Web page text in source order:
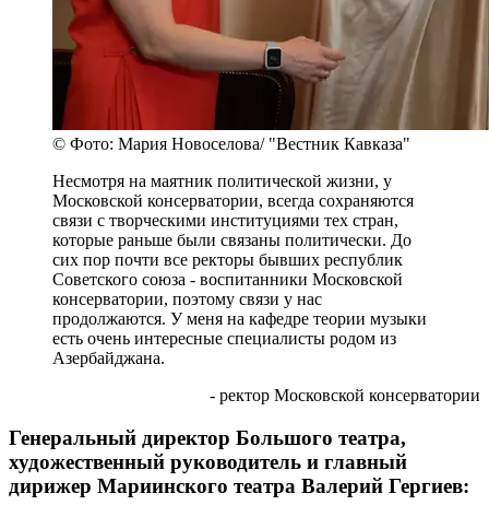
© Фото: Мария Новоселова/ "Вестник Кавказа"
Несмотря на маятник политической жизни, у
Московской консерватории, всегда сохраняются
связи с творческими институциями тех стран,
которые раньше были связаны политически. До
сих пор почти все ректоры бывших республик
Советского союза - воспитанники Московской
консерватории, поэтому связи у нас
продолжаются. У меня на кафедре теории музыки
есть очень интересные специалисты родом из
Азербайджана.
- ректор Московской консерватории
Генеральный директор Большого театра,
художественный руководитель и главный
дирижер Мариинского театра Валерий Гергиев: